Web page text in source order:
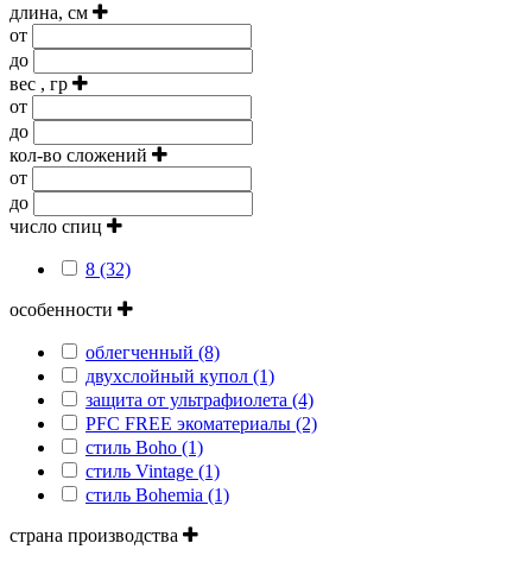
длина, см
от
до
вес , гр
от
до
кол-во сложений
от
до
число спиц
8 (32)
особенности
облегченный (8)
двухслойный купол (1)
защита от ультрафиолета (4)
PFC FREE экоматериалы (2)
стиль Boho (1)
стиль Vintage (1)
стиль Bohemia (1)
страна производства